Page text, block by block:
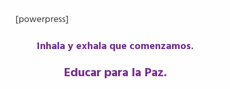
[powerpress]
Inhala y exhala que comenzamos.
Educar para la Paz.